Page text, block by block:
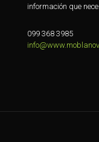
información que
099 368 3985